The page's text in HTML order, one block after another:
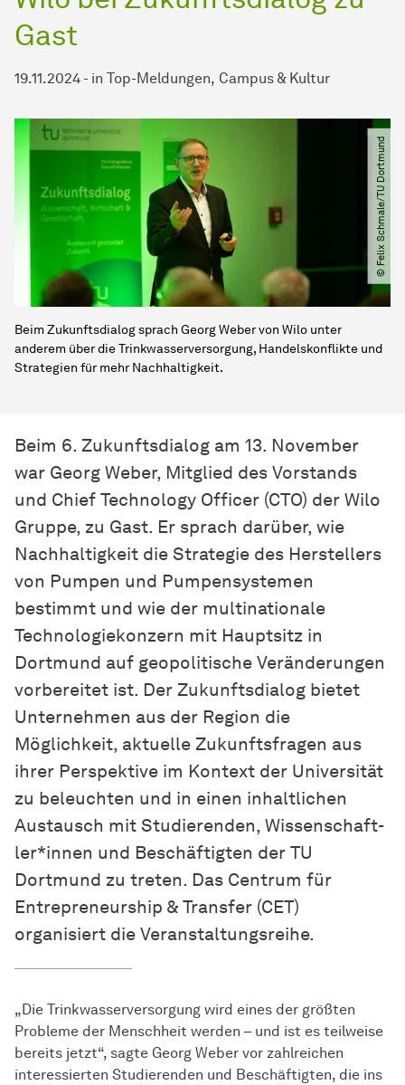
Gast
19.11.2024 - in Top-Meldungen Campus & Kultur
© Felix Schmale​/​TU Dortmund
Beim Zukunftsdialog sprach Georg Weber von Wilo unter
anderem über die Trinkwasserversorgung, Handelskonflikte und
Strategien für mehr Nachhaltigkeit.
Beim 6. Zukunftsdialog am 13. November
war Georg Weber, Mitglied des Vorstands
und Chief Technology Officer (CTO) der Wilo
Gruppe, zu Gast. Er sprach darüber, wie
Nachhaltigkeit die Strategie des Herstellers
von Pumpen und Pumpensystemen
bestimmt und wie der multinationale
Technologiekonzern mit Hauptsitz in
Dortmund auf geopolitische Veränderungen
vorbereitet ist. Der Zukunftsdialog bietet
Unternehmen aus der Region die
Möglichkeit, aktuelle Zukunftsfragen aus
ihrer Perspektive im Kontext der Universität
zu beleuchten und in einen inhaltlichen
Austausch mit Studierenden, Wissen­schaft­
ler*innen und Beschäftigten der TU
Dortmund zu treten. Das Centrum für
Entrepreneurship & Transfer (CET)
organisiert die Veranstaltungsreihe.
„Die Trinkwasserversorgung wird eines der größten
Probleme der Menschheit werden – und ist es teilweise
bereits jetzt“, sagte Georg Weber vor zahlreichen
interessierten Studierenden und Beschäftigten, die ins